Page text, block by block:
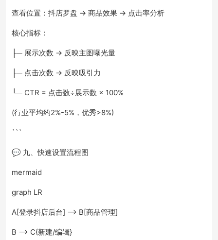
查看位置：抖店罗盘 → 商品效果 → 点击率分析
核心指标：
├─ 展示次数 → 反映主图曝光量
├─ 点击次数 → 反映吸引力
└─ CTR = 点击数÷展示数 × 100%
(行业平均约2%-5%，优秀>8%)
```
💬 九、快速设置流程图
mermaid
graph LR
A[登录抖店后台] --> B[商品管理]
B --> C{新建/编辑}